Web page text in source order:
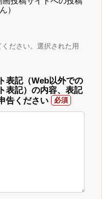
）
ださい。選択された用
表記（Web以外での
表記）の内容、表記
告ください